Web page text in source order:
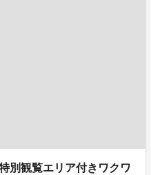
別観覧エリア付きワクワ